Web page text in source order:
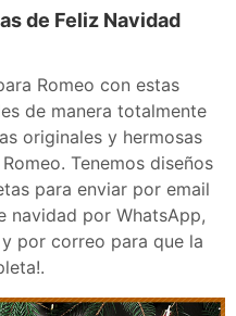
de Feliz Navidad
Romeo con estas
de manera totalmente
originales y hermosas
Tenemos diseños
para enviar por email
navidad por WhatsApp,
por correo para que la